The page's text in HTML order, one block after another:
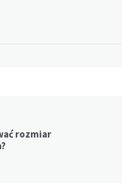
rozmiar